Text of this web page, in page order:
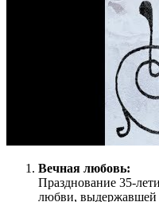
Вечная любовь:
Празднование 35-
любви, выдержавшей